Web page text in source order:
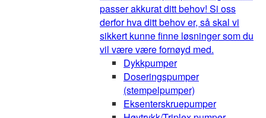
passer akkurat ditt behov! Si oss
derfor hva ditt behov er, så skal vi
sikkert kunne finne løsninger som du
vil være være fornøyd med.
Dykkpumper
Doseringspumper
(stempelpumper)
Eksenterskruepumper